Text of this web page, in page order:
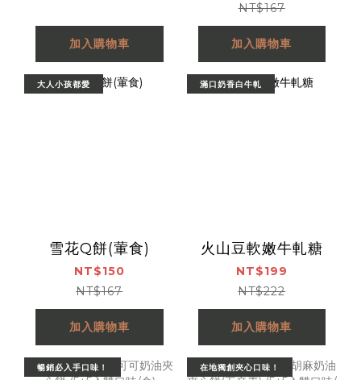
加入購物車
NT$167
加入購物車
大人小孩都愛
雪花Q餅(葷食)
NT$150
NT$167
加入購物車
滿口奶香白牛軋
火山豆軟嫩牛軋糖
NT$199
NT$222
加入購物車
暢銷必入手口味！ 在地獨創夾心口味！